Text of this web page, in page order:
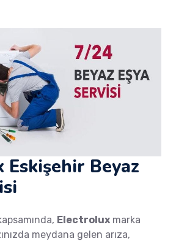
Beyaz
Electrolux marka
meydana gelen arıza,